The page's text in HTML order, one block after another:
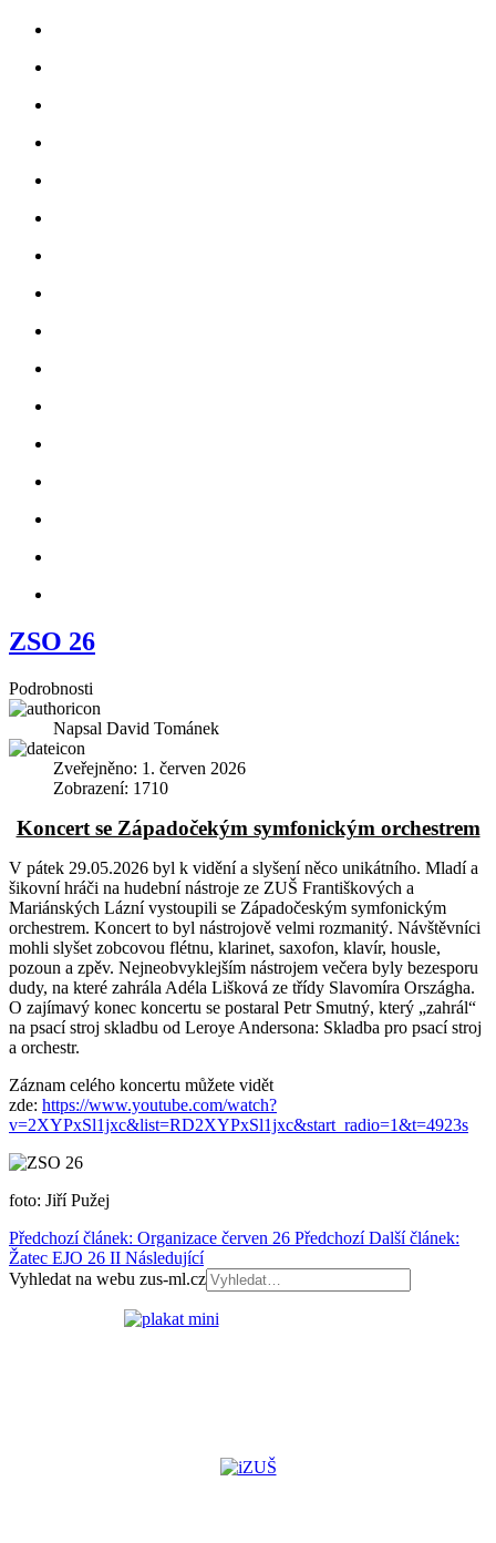
ZSO 26
Podrobnosti
Napsal David Tománek
Zveřejněno: 1. červen 2026
Zobrazení: 1710
Koncert se Západočekým symfonickým orchestrem
V pátek 29.05.2026 byl k vidění a slyšení něco unikátního. Mladí a
šikovní hráči na hudební nástroje ze ZUŠ Františkových a
Mariánských Lázní vystoupili se Západočeským symfonickým
orchestrem. Koncert to byl nástrojově velmi rozmanitý. Návštěvníci
mohli slyšet zobcovou flétnu, klarinet, saxofon, klavír, housle,
pozoun a zpěv. Nejneobvyklejším nástrojem večera byly bezesporu
dudy, na které zahrála Adéla Lišková ze třídy Slavomíra Országha.
O zajímavý konec koncertu se postaral Petr Smutný, který „zahrál“
na psací stroj skladbu od Leroye Andersona: Skladba pro psací stroj
a orchestr.
Záznam celého koncertu můžete vidět
zde: https://www.youtube.com/watch?
v=2XYPxSl1jxc&list=RD2XYPxSl1jxc&start_radio=1&t=4923s
foto: Jiří Pužej
Předchozí článek: Organizace červen 26 Předchozí Další článek:
Žatec EJO 26 II Následující
Vyhledat na webu zus-ml.cz